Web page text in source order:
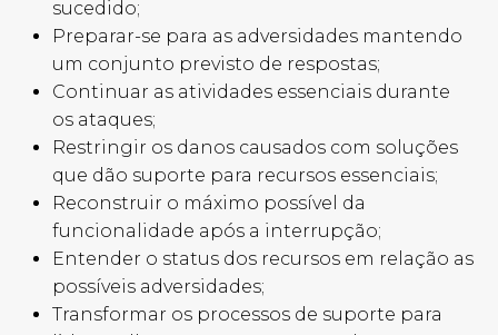
sucedido;
Preparar-se para as adversidades mantendo
um conjunto previsto de respostas;
Continuar as atividades essenciais durante
os ataques;
Restringir os danos causados com soluções
que dão suporte para recursos essenciais;
Reconstruir o máximo possível da
funcionalidade após a interrupção;
Entender o status dos recursos em relação as
possíveis adversidades;
Transformar os processos de suporte para